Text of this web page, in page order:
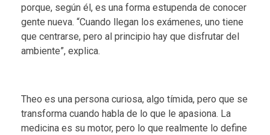
porque, según él, es una forma estupenda de conocer
gente nueva. “Cuando llegan los exámenes, uno tiene
que centrarse, pero al principio hay que disfrutar del
ambiente”, explica.
Theo es una persona curiosa, algo tímida, pero que se
transforma cuando habla de lo que le apasiona. La
medicina es su motor, pero lo que realmente lo define